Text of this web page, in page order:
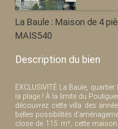
La Baule : Maison de 4
MAIS540
Description du bien
EXCLUSIVITÉ La Baule,
la plage ! À la limite du
découvrez cette villa des
belles possibilités
close de 115 m², cette